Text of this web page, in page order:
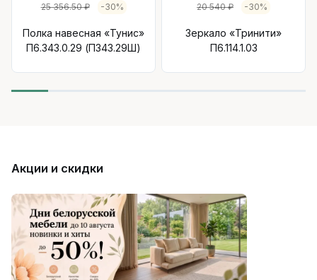
25 356.50 ₽ -30%
Полка навесная «Тунис»
П6.343.0.29 (П343.29Ш)
20 540 ₽ -30%
Зеркало «Тринити»
П6.114.1.03
Акции и скидки